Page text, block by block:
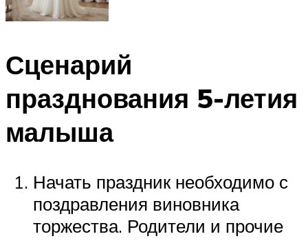
Сценарий
празднования 5-летия
малыша
Начать праздник необходимо с
поздравления виновника
торжества. Родители и прочие